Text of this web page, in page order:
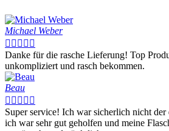
Michael Weber
    
Danke für die rasche Lieferung! Top
unkompliziert und rasch bekommen.
Beau
    
Super service! Ich war sicherlich nicht der
ich war sehr gut geholfen und meine